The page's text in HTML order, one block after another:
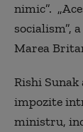
nimic”. „
socialism”,
Marea
Rishi
impozite
ministru,